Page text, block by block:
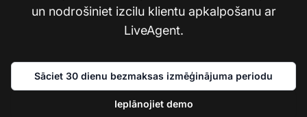
un nodrošiniet izcilu klientu apkalpošanu ar
LiveAgent.
Sāciet 30 dienu bezmaksas izmēģinājuma periodu
Ieplānojiet demo